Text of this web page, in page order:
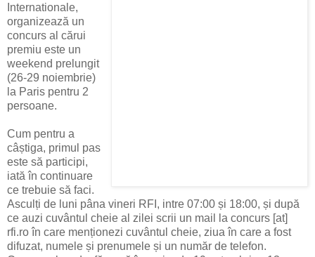
Internationale,
organizează un
concurs al cărui
premiu este un
weekend prelungit
(26-29 noiembrie)
la Paris pentru 2
persoane.
Cum pentru a
câștiga, primul pas
este să participi,
iată în continuare
ce trebuie să faci.
Asculți de luni pâna vineri RFI, intre 07:00 și 18:00, și după
ce auzi cuvântul cheie al zilei scrii un mail la concurs [at]
rfi.ro în care menționezi cuvântul cheie, ziua în care a fost
difuzat, numele și prenumele și un număr de telefon.